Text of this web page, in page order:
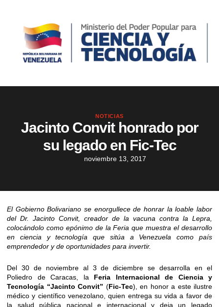
NOTICIAS
Jacinto Convit honrado por
su legado en Fic-Tec
noviembre 13, 2017
El Gobierno Bolivariano se enorgullece de honrar la loable labor
del Dr. Jacinto Convit, creador de la vacuna contra la Lepra,
colocándolo como epónimo de la Feria que muestra el desarrollo
en ciencia y tecnología que sitúaa Venezuela como país
emprendedor y de oportunidades para invertir.
Del 30 de noviembreal 3 de diciembre se desarrolla en el
Poliedro de Caracas, la Feria Internacional de Ciencia y
Tecnología “Jacinto Convit” (Fic-Tec), en honor a este ilustre
médico y científico venezolano, quien entrega su vida a favor de
la salud pública nacional e internacional y deja un legado